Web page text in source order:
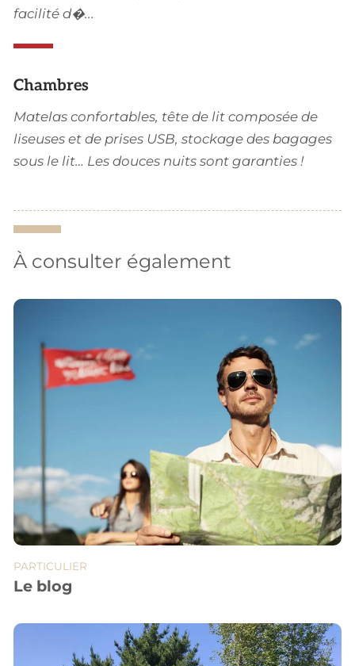
facilité d�...
Chambres
Matelas confortables, tête de lit composée de
liseuses et de prises USB, stockage des bagages
sous le lit… Les douces nuits sont garanties !
À consulter également
PARTICULIER
Le blog